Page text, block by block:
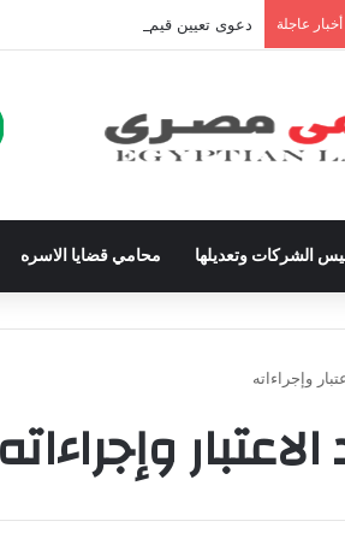
أخبار عاجلة دعوى تعيين قيم على المحكوم عليه
الشركات وتعديلها محامي قضايا الاسره
وإجراءاته
وإجراءاته